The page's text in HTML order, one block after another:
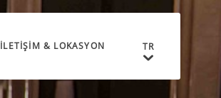
İLETIŞIM & LOKASYON